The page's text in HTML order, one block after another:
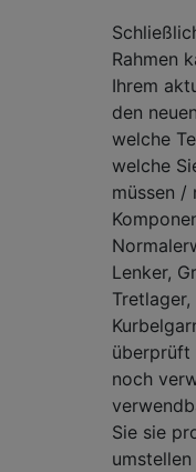
Rahmen
Ihrem
den
welche
welche
müssen /
Lenker,
überprüft
noch
Sie sie